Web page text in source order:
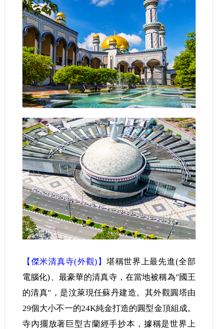
【傑米清真寺(外觀)】 堪稱世界上最先進(全部
電腦化)、最豪華的清真寺，在當地被稱為"國王
的清真"，是汶萊現任蘇丹建造。其外觀圓塔由
29個大小不一的24K純金打造的圓型金頂組成。
寺內擺放著巨型古蘭經手抄本，據稱是世界上